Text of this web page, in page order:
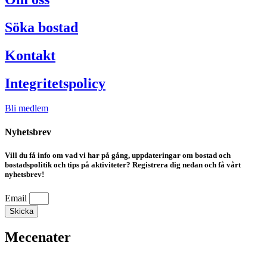
Söka bostad
Kontakt
Integritetspolicy
Bli medlem
Nyhetsbrev
Vill du få info om vad vi har på gång, uppdateringar om bostad och
bostadspolitik och tips på aktiviteter? Registrera dig nedan och få vårt
nyhetsbrev!
Email
Skicka
Mecenater